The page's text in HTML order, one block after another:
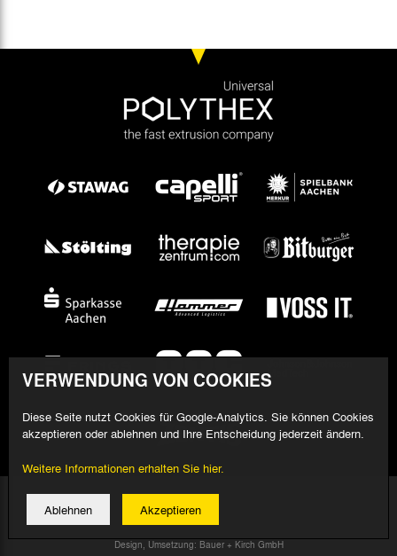
© 2026 Alemannia Aachen - Alle Rechte vorbehalten
Impressum/Datenschutz
Design, Umsetzung: Bauer + Kirch GmbH
VERWENDUNG VON COOKIES
Diese Seite nutzt Cookies für Google-Analytics. Sie können Cookies
akzeptieren oder ablehnen und Ihre Entscheidung jederzeit ändern.
Weitere Informationen erhalten Sie hier.
Ablehnen Akzeptieren